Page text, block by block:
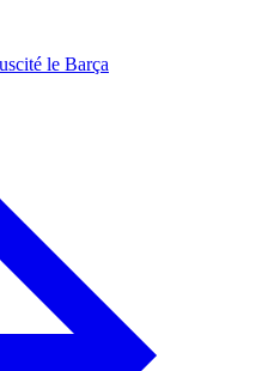
le Barça